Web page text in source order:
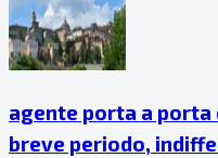
agente porta a porta
breve periodo,